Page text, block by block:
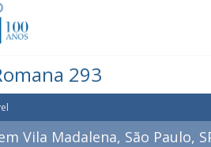
293
Vila Madalena, São Paulo,